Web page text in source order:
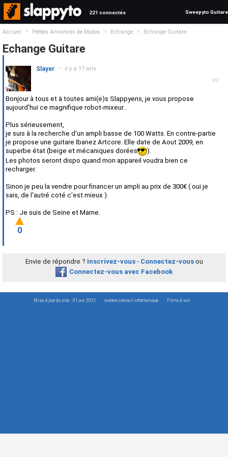
221 connectés Sweepyto Guitare
Accueil > Petites Annonces de Matos > Echange > Echange Guitare
Echange Guitare
#0
Slayer • il y a 17 ans
Bonjour à tous et à toutes ami(e)s Slappyens, je vous propose
aujourd'hui ce magnifique robot-mixeur...
Plus sérieusement,
je suis à la recherche d'un ampli basse de 100 Watts. En contre-partie
je propose une guitare Ibanez Artcore. Elle date de Aout 2009, en
superbe état (beige et mécaniques dorées
).
Les photos seront dispo quand mon appareil voudra bien ce
recharger.
Sinon je peu la vendre pour financer un ampli au prix de 300€ ( oui je
sais, de l'autré coté c'est mieux ).
PS : Je suis de Seine et Marne.
0
Envie de répondre ? Inscrivez-vous- Connectez-vousou
Connectez-vous avec Facebook
Mise à jour du site : 01 avr. 2021 webrox conseil informatique Films à voir